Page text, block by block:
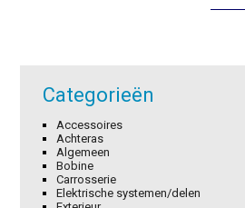
Categorieën
Accessoires
Achteras
Algemeen
Bobine
Carrosserie
Elektrische systemen/delen